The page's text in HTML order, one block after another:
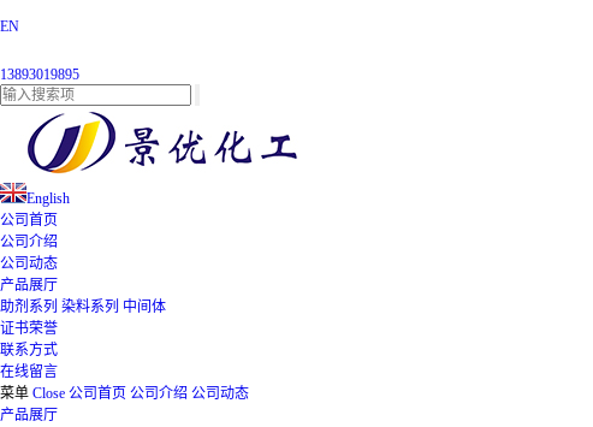
EN
13893019895
English
公司首页
公司介绍
公司动态
产品展厅
助剂系列 染料系列 中间体
证书荣誉
联系方式
在线留言
菜单 Close 公司首页 公司介绍 公司动态
产品展厅